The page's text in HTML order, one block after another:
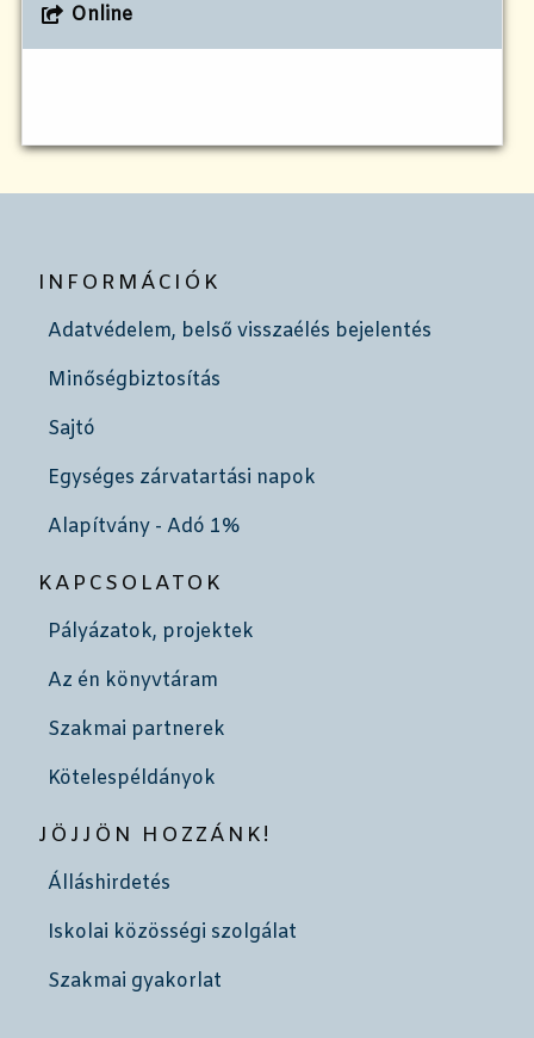
Online
INFORMÁCIÓK
Adatvédelem, belső visszaélés bejelentés
Minőségbiztosítás
Sajtó
Egységes zárvatartási napok
Alapítvány - Adó 1%
KAPCSOLATOK
Pályázatok, projektek
Az én könyvtáram
Szakmai partnerek
Kötelespéldányok
JÖJJÖN HOZZÁNK!
Álláshirdetés
Iskolai közösségi szolgálat
Szakmai gyakorlat